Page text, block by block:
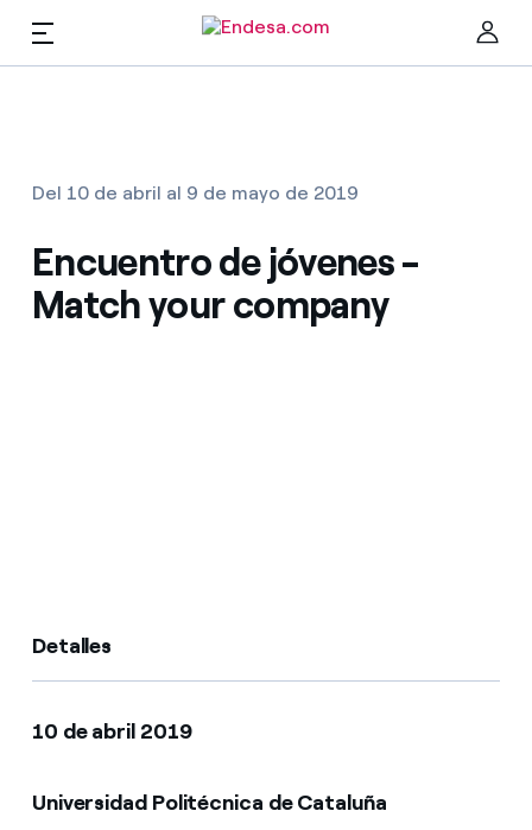
¿Has recibido una oferta para cambiar de
compañía?
Ofertas para autónomos y Pymes
Trabaja con nosotros
ES
Del 10 de abril al 9 de mayo de 2019
Encuentro de jóvenes -
Match your company
Detalles
10 de abril 2019
Universidad Politécnica de Cataluña